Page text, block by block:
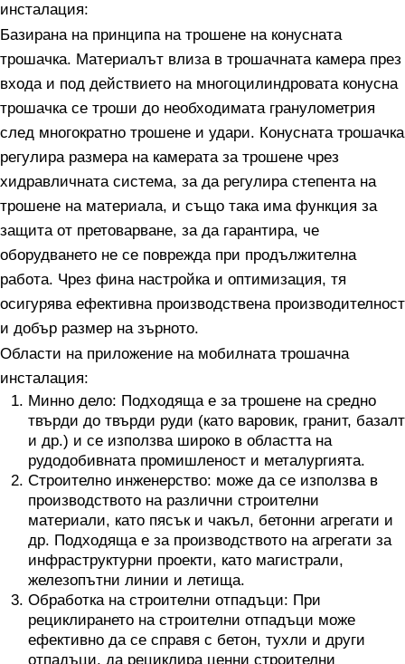
инсталация:
Базирана на принципа на трошене на конусната
трошачка. Материалът влиза в трошачната камера през
входа и под действието на многоцилиндровата конусна
трошачка се троши до необходимата гранулометрия
след многократно трошене и удари. Конусната трошачка
регулира размера на камерата за трошене чрез
хидравличната система, за да регулира степента на
трошене на материала, и също така има функция за
защита от претоварване, за да гарантира, че
оборудването не се поврежда при продължителна
работа. Чрез фина настройка и оптимизация, тя
осигурява ефективна производствена производителност
и добър размер на зърното.
Области на приложение на мобилната трошачна
инсталация:
Минно дело: Подходяща е за трошене на средно
твърди до твърди руди (като варовик, гранит, базалт
и др.) и се използва широко в областта на
рудодобивната промишленост и металургията.
Строително инженерство: може да се използва в
производството на различни строителни
материали, като пясък и чакъл, бетонни агрегати и
др. Подходяща е за производството на агрегати за
инфраструктурни проекти, като магистрали,
железопътни линии и летища.
Обработка на строителни отпадъци: При
рециклирането на строителни отпадъци може
ефективно да се справя с бетон, тухли и други
отпадъци, да рециклира ценни строителни